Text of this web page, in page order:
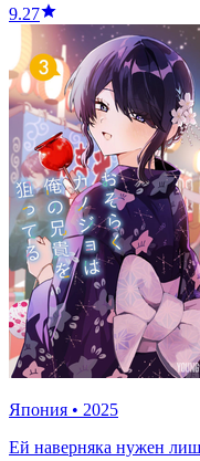
9.27
Япония • 2025
Ей наверняка нужен